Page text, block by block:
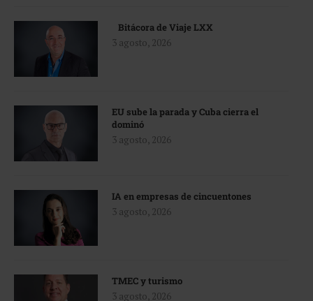
Bitácora de Viaje LXX
3 agosto, 2026
EU sube la parada y Cuba cierra el
dominó
3 agosto, 2026
IA en empresas de cincuentones
3 agosto, 2026
TMEC y turismo
3 agosto, 2026